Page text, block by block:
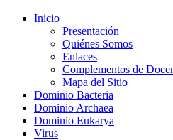
Inicio
Presentación
Quiénes Somos
Enlaces
Complementos de
Mapa del Sitio
Dominio Bacteria
Dominio Archaea
Dominio Eukarya
Virus